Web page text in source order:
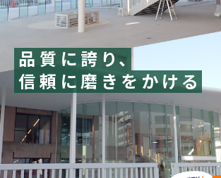
品質に誇り、
信頼に磨きをかける